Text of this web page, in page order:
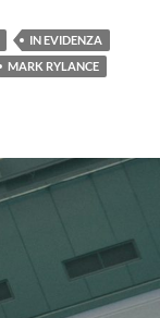
IN EVIDENZA
MARK RYLANCE